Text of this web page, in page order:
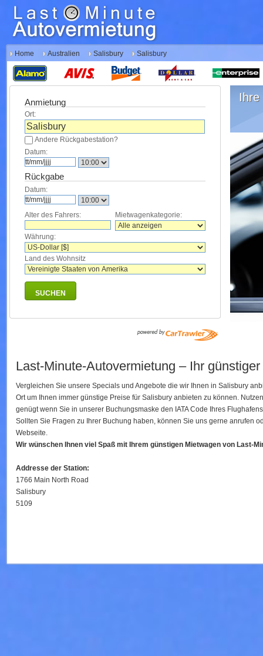
Home Australien Salisbury Salisbury
Anmietung
Ort:
Andere Rückgabestation?
Datum:
Rückgabe
Datum:
Alter des Fahrers: Mietwagenkategorie:
Währung:
Land des Wohnsitz
SUCHEN
Ihre
Last-Minute-Autovermietung – Ihr
Vergleichen Sie unsere Specials und Angebote die wir Ihnen in Salisbury
Ort um Ihnen immer günstige Preise für Salisbury anbieten zu können.
genügt wenn Sie in unserer Buchungsmaske den IATA Code Ihres
Sollten Sie Fragen zu Ihrer Buchung haben, können Sie uns gerne anrufen
Webseite.
Wir wünschen Ihnen viel Spaß mit Ihrem günstigen Mietwagen von Last-
Addresse der Station:
1766 Main North Road
Salisbury
5109